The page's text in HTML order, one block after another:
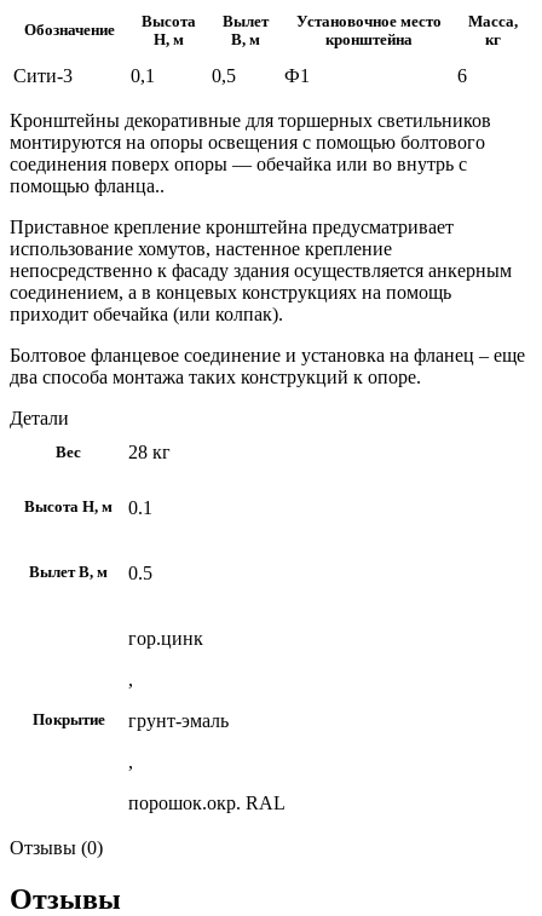
Обозначение
Высота
H, м
Вылет
B, м
Установочное место
кронштейна
Масса,
кг
Сити-3 0,1 0,5 Ф1 6
Кронштейны декоративные для торшерных светильников
монтируются на опоры освещения с помощью болтового
соединения поверх опоры — обечайка или во внутрь с
помощью фланца..
Приставное крепление кронштейна предусматривает
использование хомутов, настенное крепление
непосредственно к фасаду здания осуществляется анкерным
соединением, а в концевых конструкциях на помощь
приходит обечайка (или колпак).
Болтовое фланцевое соединение и установка на фланец – еще
два способа монтажа таких конструкций к опоре.
Детали
Вес 28 кг
Высота H, м 0.1
Вылет В, м 0.5
Покрытие
гор.цинк
,
грунт-эмаль
,
порошок.окр. RAL
Отзывы (0)
Отзывы